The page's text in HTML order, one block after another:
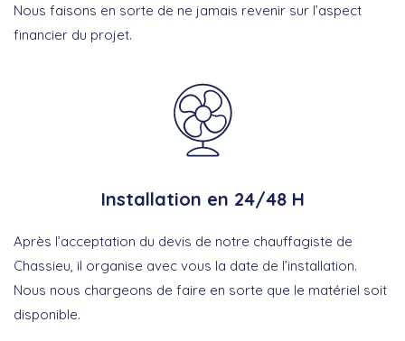
Nous faisons en sorte de ne jamais revenir sur l’aspect
financier du projet.
Installation en 24/48 H
Après l’acceptation du devis de notre chauffagiste de
Chassieu, il organise avec vous la date de l’installation.
Nous nous chargeons de faire en sorte que le matériel soit
disponible.